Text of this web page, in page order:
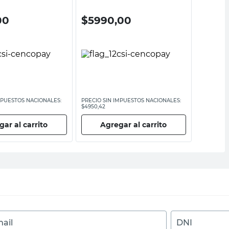
NACIONALES:
al carrito
$5990,00
PRECIO SIN IMPUESTOS NACIONALES:
$4950,42
Agregar al carrito
DNI